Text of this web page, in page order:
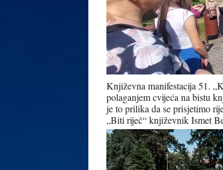
Književna manifestacija 51.
polaganjem cvijeća na bistu
je to prilika da se prisjetimo
„Biti riječ“ književnik Ismet